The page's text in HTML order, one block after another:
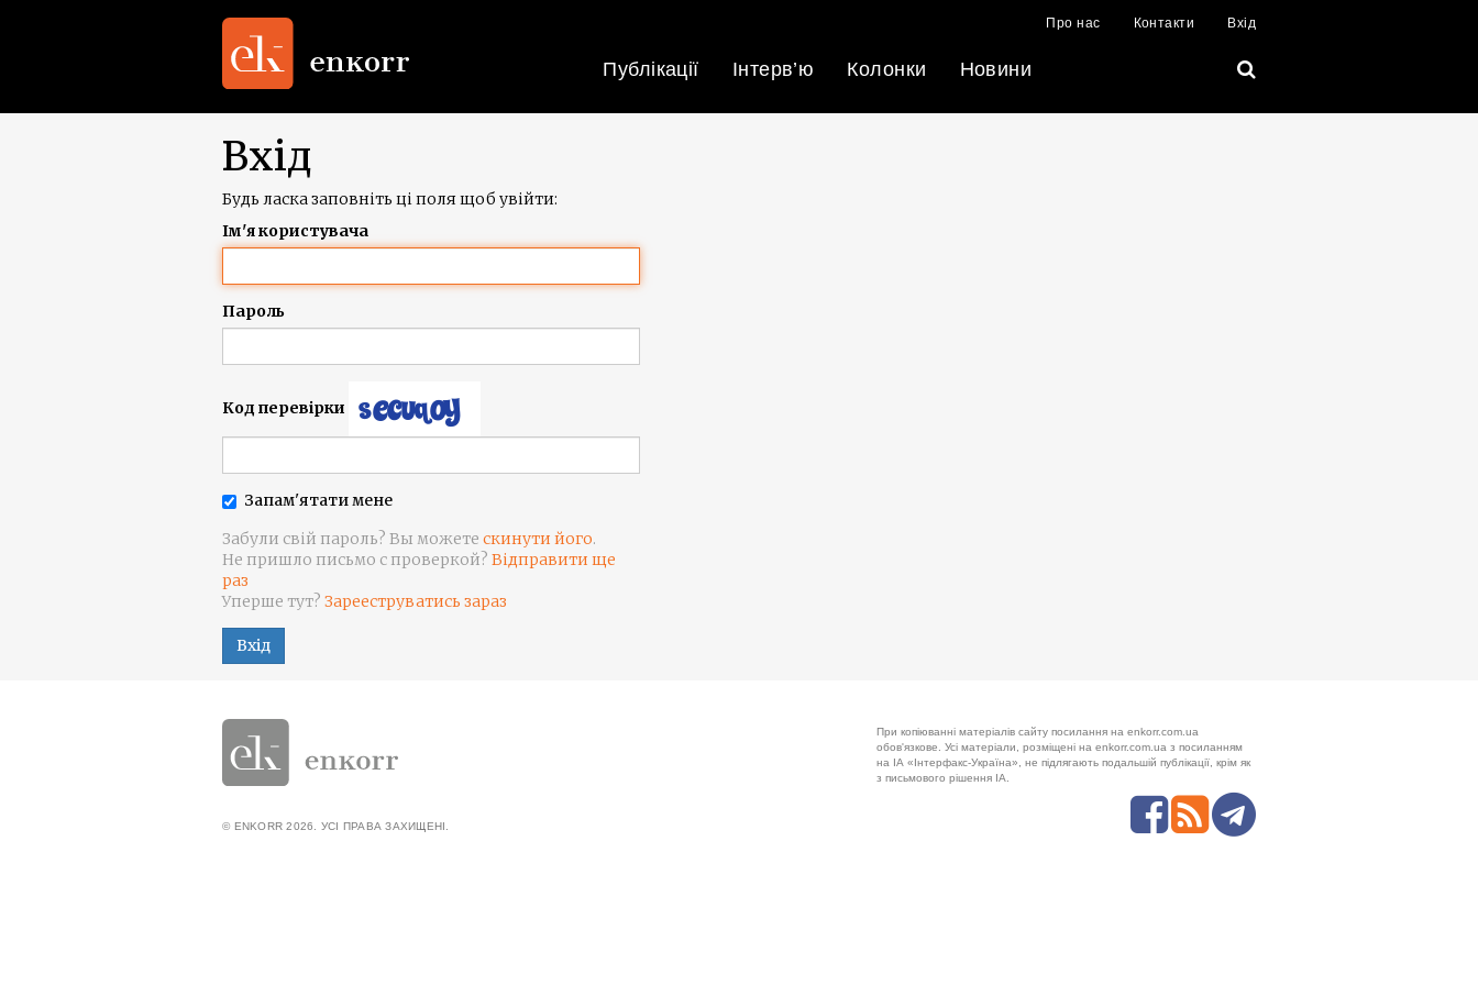
Про нас Контакти Вхід
Публікації Інтерв’ю Колонки Новини
Вхід
Будь ласка заповніть ці поля щоб увійти:
Ім'я користувача
Пароль
Код перевірки
Запам'ятати мене
Забули свій пароль? Вы можете скинути його.
Не пришло письмо с проверкой? Відправити ще
раз
Уперше тут? Зарееструватись зараз
Вхід
При копіюванні матеріалів сайту посилання на enkorr.com.ua
обов'язкове. Усі матеріали, розміщені на enkorr.com.ua з посиланням
на ІА «Інтерфакс-Україна», не підлягають подальшій публікації, крім як
з письмового рішення ІА.
© ENKORR 2026. УСІ ПРАВА ЗАХИЩЕНІ.